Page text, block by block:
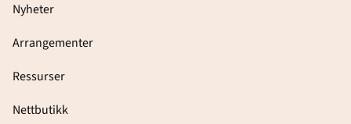
Nyheter
Arrangementer
Ressurser
Nettbutikk